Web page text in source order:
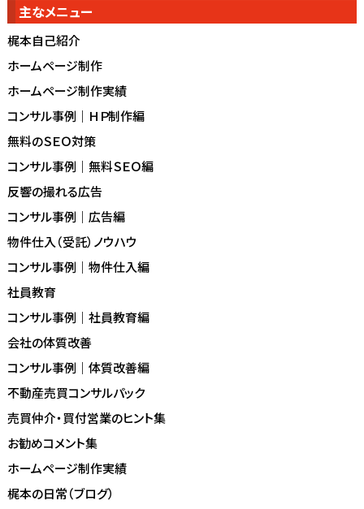
主なメニュー
梶本自己紹介
ホームページ制作
ホームページ制作実績
コンサル事例｜ＨＰ制作編
無料のＳＥＯ対策
コンサル事例｜無料ＳＥＯ編
反響の撮れる広告
コンサル事例｜広告編
物件仕入（受託）ノウハウ
コンサル事例｜物件仕入編
社員教育
コンサル事例｜社員教育編
会社の体質改善
コンサル事例｜体質改善編
不動産売買コンサルパック
売買仲介・買付営業のヒント集
お勧めコメント集
ホームページ制作実績
梶本の日常（ブログ）